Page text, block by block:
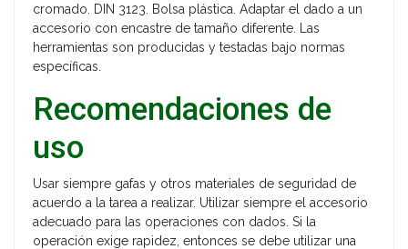
cromado. DIN 3123. Bolsa plástica. Adaptar el dado a un
accesorio con encastre de tamaño diferente. Las
herramientas son producidas y testadas bajo normas
específicas.
Recomendaciones de
uso
Usar siempre gafas y otros materiales de seguridad de
acuerdo a la tarea a realizar. Utilizar siempre el accesorio
adecuado para las operaciones con dados. Si la
operación exige rapidez, entonces se debe utilizar una